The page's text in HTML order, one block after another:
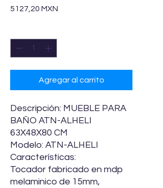
5127,20 MXN
Agregar al carrito
Descripción: MUEBLE PARA
BAÑO ATN-ALHELI
63X48X80 CM
Modelo: ATN-ALHELI
Características:
Tocador fabricado en mdp
melaminico de 15mm,